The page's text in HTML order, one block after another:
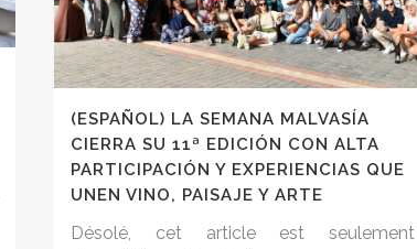
(ESPAÑOL) LA SEMANA MALVASÍA
CIERRA SU 11ª EDICIÓN CON ALTA
PARTICIPACIÓN Y EXPERIENCIAS QUE
UNEN VINO, PAISAJE Y ARTE
Désolé, cet article est seulement